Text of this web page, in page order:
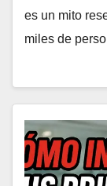
es un mito
miles de